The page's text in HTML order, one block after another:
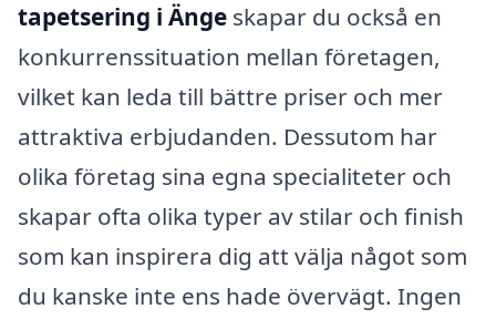
tapetsering i Änge skapar du också en
konkurrenssituation mellan företagen,
vilket kan leda till bättre priser och mer
attraktiva erbjudanden. Dessutom har
olika företag sina egna specialiteter och
skapar ofta olika typer av stilar och finish
som kan inspirera dig att välja något som
du kanske inte ens hade övervägt. Ingen